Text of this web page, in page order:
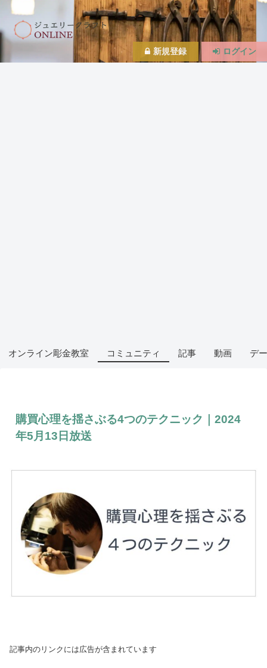
オンライン彫金教室 コミュニティ 記事 動画 デ
購買心理を揺さぶる4つのテクニック｜2024
年5月13日放送
記事内のリンクには広告が含まれています
新規登録 ログイン